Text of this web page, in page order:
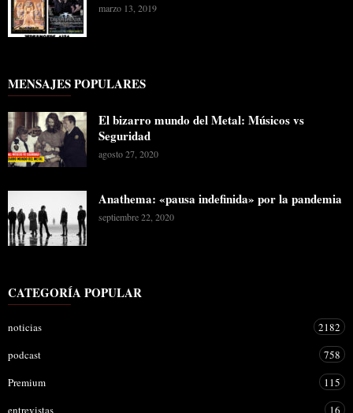
marzo 13, 2019
MENSAJES POPULARES
El bizarro mundo del Metal: Músicos vs
Seguridad
agosto 27, 2020
Anathema: «pausa indefinida» por la pandemia
septiembre 22, 2020
CATEGORÍA POPULAR
noticias
2182
podcast
758
Premium
115
entrevistas
16